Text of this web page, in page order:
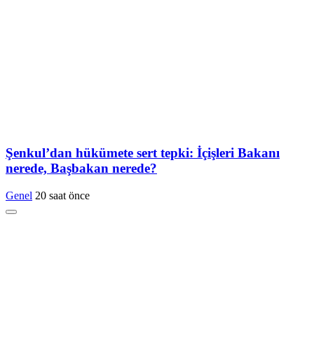
Şenkul’dan hükümete sert tepki: İçişleri Bakanı
nerede, Başbakan nerede?
Genel 20 saat önce